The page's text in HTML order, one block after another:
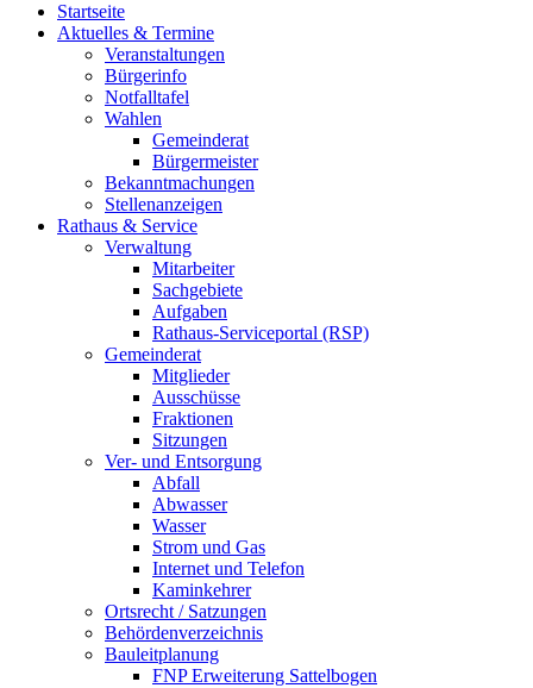
Startseite
Aktuelles & Termine
Veranstaltungen
Bürgerinfo
Notfalltafel
Wahlen
Gemeinderat
Bürgermeister
Bekanntmachungen
Stellenanzeigen
Rathaus & Service
Verwaltung
Mitarbeiter
Sachgebiete
Aufgaben
Rathaus-Serviceportal (RSP)
Gemeinderat
Mitglieder
Ausschüsse
Fraktionen
Sitzungen
Ver- und Entsorgung
Abfall
Abwasser
Wasser
Strom und Gas
Internet und Telefon
Kaminkehrer
Ortsrecht / Satzungen
Behördenverzeichnis
Bauleitplanung
FNP Erweiterung Sattelbogen